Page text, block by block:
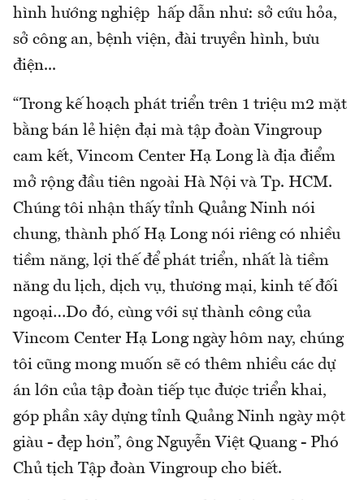
hình hướng nghiệp hấp dẫn như: sở cứu hỏa,
sở công an, bệnh viện, đài truyền hình, bưu
điện...
“Trong kế hoạch phát triển trên 1 triệu m2 mặt
bằng bán lẻ hiện đại mà tập đoàn Vingroup
cam kết, Vincom Center Hạ Long là địa điểm
mở rộng đầu tiên ngoài Hà Nội và Tp. HCM.
Chúng tôi nhận thấy tỉnh Quảng Ninh nói
chung, thành phố Hạ Long nói riêng có nhiều
tiềm năng, lợi thế để phát triển, nhất là tiềm
năng du lịch, dịch vụ, thương mại, kinh tế đối
ngoại…Do đó, cùng với sự thành công của
Vincom Center Hạ Long ngày hôm nay, chúng
tôi cũng mong muốn sẽ có thêm nhiều các dự
án lớn của tập đoàn tiếp tục được triển khai,
góp phần xây dựng tỉnh Quảng Ninh ngày một
giàu - đẹp hơn”, ông Nguyễn Việt Quang - Phó
Chủ tịch Tập đoàn Vingroup cho biết.